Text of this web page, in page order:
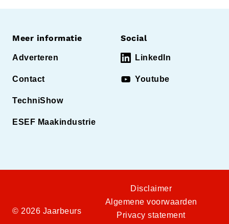
Meer informatie
Adverteren
Contact
TechniShow
ESEF Maakindustrie
Social
LinkedIn
Youtube
© 2026 Jaarbeurs
Disclaimer
Algemene voorwaarden
Privacy statement